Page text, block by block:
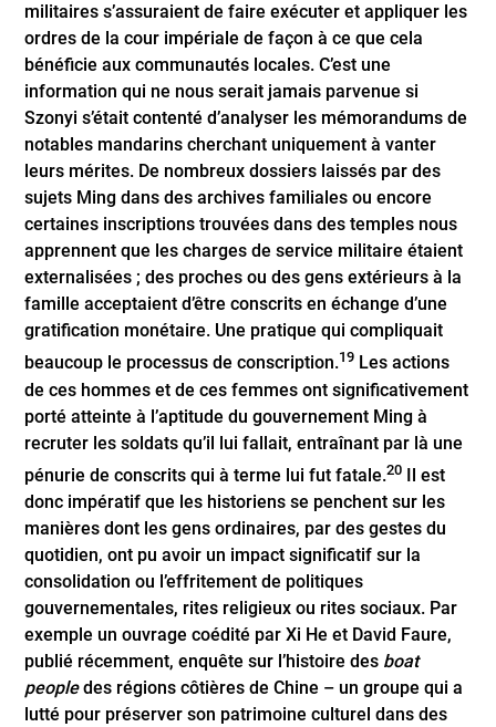
militaires s’assuraient de faire exécuter et appliquer les
ordres de la cour impériale de façon à ce que cela
bénéficie aux communautés locales. C’est une
information qui ne nous serait jamais parvenue si
Szonyi s’était contenté d’analyser les mémorandums de
notables mandarins cherchant uniquement à vanter
leurs mérites. De nombreux dossiers laissés par des
sujets Ming dans des archives familiales ou encore
certaines inscriptions trouvées dans des temples nous
apprennent que les charges de service militaire étaient
externalisées ; des proches ou des gens extérieurs à la
famille acceptaient d’être conscrits en échange d’une
gratification monétaire. Une pratique qui compliquait
beaucoup le processus de conscription.19 Les actions
de ces hommes et de ces femmes ont significativement
porté atteinte à l’aptitude du gouvernement Ming à
recruter les soldats qu’il lui fallait, entraînant par là une
pénurie de conscrits qui à terme lui fut fatale.20 Il est
donc impératif que les historiens se penchent sur les
manières dont les gens ordinaires, par des gestes du
quotidien, ont pu avoir un impact significatif sur la
consolidation ou l’effritement de politiques
gouvernementales, rites religieux ou rites sociaux. Par
exemple un ouvrage coédité par Xi He et David Faure,
publié récemment, enquête sur l’histoire des boat
peopledes régions côtières de Chine – un groupe qui a
lutté pour préserver son patrimoine culturel dans des